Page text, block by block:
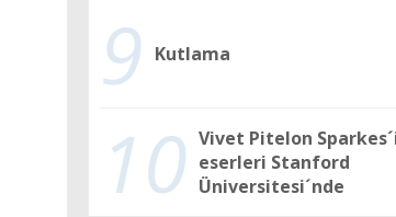
9 Kutlama
10 Vivet Pitelon
eserleri Stanford
Üniversitesi´nde